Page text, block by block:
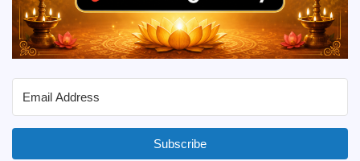
Subscribe